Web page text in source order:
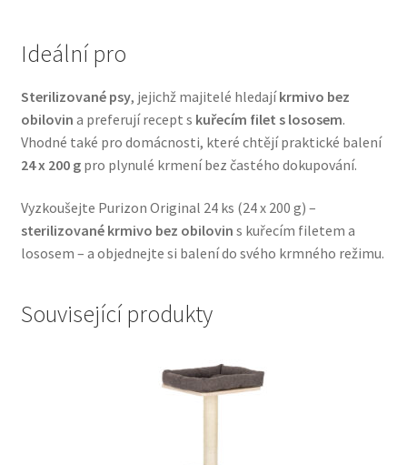
Ideální pro
Sterilizované psy, jejichž majitelé hledajíkrmivo bez
obilovin a preferují recept s kuřecím filet s lososem.
Vhodné také pro domácnosti, které chtějí praktické balení
24 x 200 gpro plynulé krmení bez častého dokupování.
Vyzkoušejte Purizon Original 24 ks (24 x 200 g) –
sterilizované krmivo bez obilovin s kuřecím filetem a
lososem – a objednejte si balení do svého krmného režimu.
Související produkty